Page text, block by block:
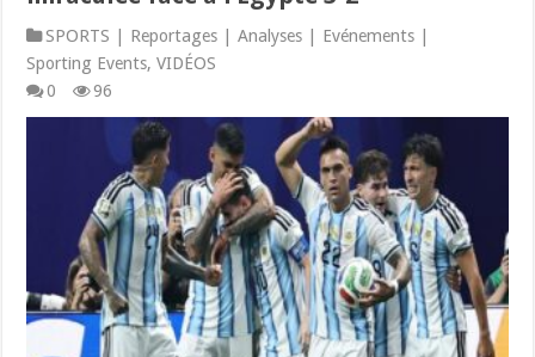
SPORTS | Reportages | Analyses | Evénements |
Sporting Events,VIDÉOS
0
96